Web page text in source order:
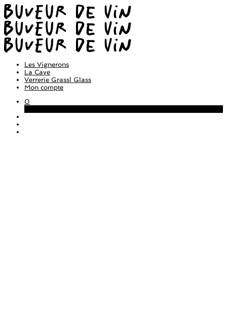
Les Vignerons
La Cave
Verrerie Grassl Glass
Mon compte
0